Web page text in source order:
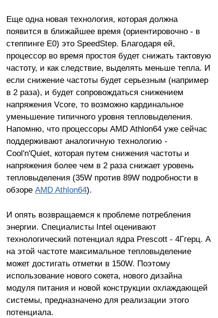
Еще одна новая технология, которая должна
появится в ближайшее время (ориентировочно - в
степпинге E0) это SpeedStep. Благодаря ей,
процессор во время простоя будет снижать тактовую
частоту, и как следствие, выделять меньше тепла. И
если снижение частоты будет серьезным (например
в 2 раза), и будет сопровождаться снижением
напряжения Vcore, то возможно кардинальное
уменьшение типичного уровня тепловыделения.
Напомню, что процессоры AMD Athlon64 уже сейчас
поддерживают аналогичную технологию -
Cool'n'Quiet, которая путем снижения частоты и
напряжения более чем в 2 раза снижает уровень
тепловыделения (35W против 89W подробности в
обзоре AMD Athlon64).
И опять возвращаемся к проблеме потребления
энергии. Специалисты Intel оценивают
технологический потенциал ядра Prescott - 4Ггерц. А
на этой частоте максимальное тепловыделение
может достигать отметки в 150W. Поэтому
использование нового сокета, нового дизайна
модуля питания и новой конструкции охлаждающей
системы, предназначено для реализации этого
потенциала.